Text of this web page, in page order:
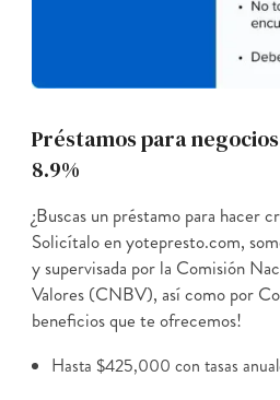
Préstamos para
8.9%
¿Buscas un préstamo para hacer
Solicítalo en yotepresto.com,
y supervisada por la Comisión
Valores (CNBV), así como por
beneficios que te ofrecemos!
Hasta $425,000 con tasas